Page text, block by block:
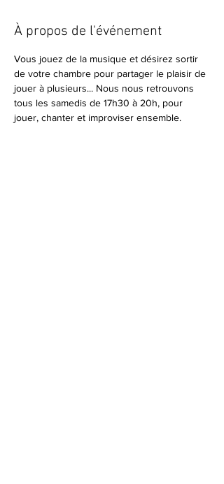
À propos de l'événement
Vous jouez de la musique et désirez sortir
de votre chambre pour partager le plaisir de
jouer à plusieurs... Nous nous retrouvons
tous les samedis de 17h30 à 20h, pour
jouer, chanter et improviser ensemble.